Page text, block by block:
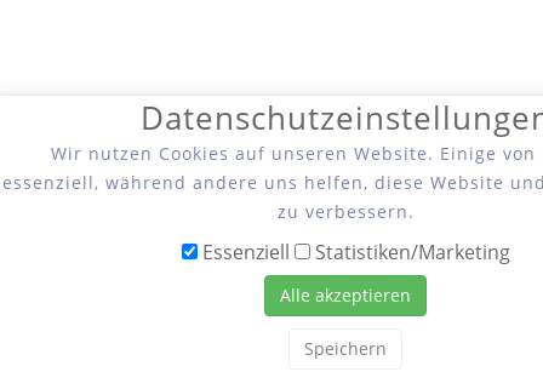
Wir nutzen Cookies auf unseren Website. Einige
essenziell, während andere uns helfen, diese Website
zu verbessern.
Essenziell Statistiken/Marketing
Alle akzeptieren
Speichern